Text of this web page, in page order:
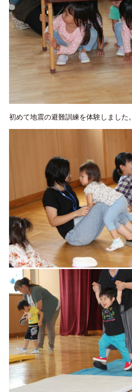
初めて地震の避難訓練を体験しました。